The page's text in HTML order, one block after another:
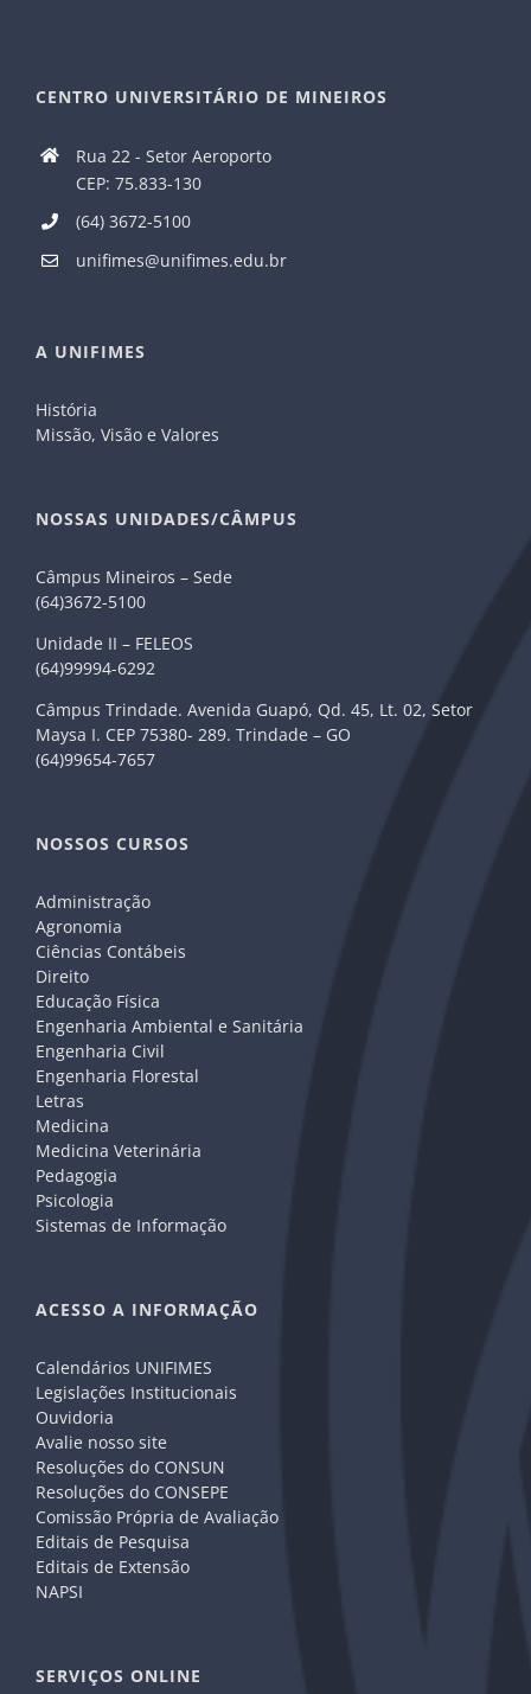
CENTRO UNIVERSITÁRIO DE MINEIROS
Rua 22 - Setor Aeroporto
CEP: 75.833-130
(64) 3672-5100
unifimes@unifimes.edu.br
A UNIFIMES
História
Missão, Visão e Valores
NOSSAS UNIDADES/CÂMPUS
Câmpus Mineiros – Sede
(64)3672-5100
Unidade II – FELEOS
(64)99994-6292
Câmpus Trindade. Avenida Guapó, Qd. 45, Lt. 02, Setor
Maysa I. CEP 75380- 289. Trindade – GO
(64)99654-7657
NOSSOS CURSOS
Administração
Agronomia
Ciências Contábeis
Direito
Educação Física
Engenharia Ambiental e Sanitária
Engenharia Civil
Engenharia Florestal
Letras
Medicina
Medicina Veterinária
Pedagogia
Psicologia
Sistemas de Informação
ACESSO A INFORMAÇÃO
Calendários UNIFIMES
Legislações Institucionais
Ouvidoria
Avalie nosso site
Resoluções do CONSUN
Resoluções do CONSEPE
Comissão Própria de Avaliação
Editais de Pesquisa
Editais de Extensão
NAPSI
SERVIÇOS ONLINE